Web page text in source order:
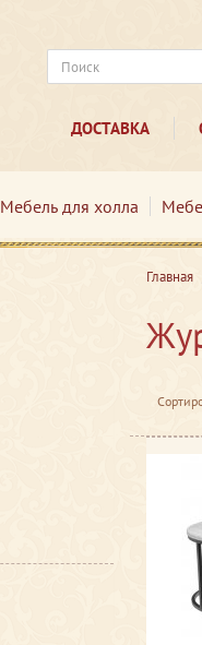
ДОСТАВКА
Мебель для холла
Главная